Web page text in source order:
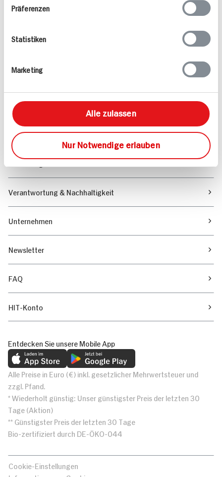
Präferenzen
Statistiken
Marketing
Alle zulassen
Nur Notwendige erlauben
Folgen Sie uns auf TikTok
Sortiment
Marktfinder
Verantwortung & Nachhaltigkeit
Unternehmen
Newsletter
FAQ
HIT-Konto
Entdecken Sie unsere Mobile App
Alle Preise in Euro (€) inkl. gesetzlicher Mehrwertsteuer und
zzgl. Pfand.
* Wiederholt günstig: Unser günstigster Preis der letzten 30
Tage (Aktion)
** Günstigster Preis der letzten 30 Tage
Bio-zertifiziert durch DE-ÖKO-044
Cookie-Einstellungen